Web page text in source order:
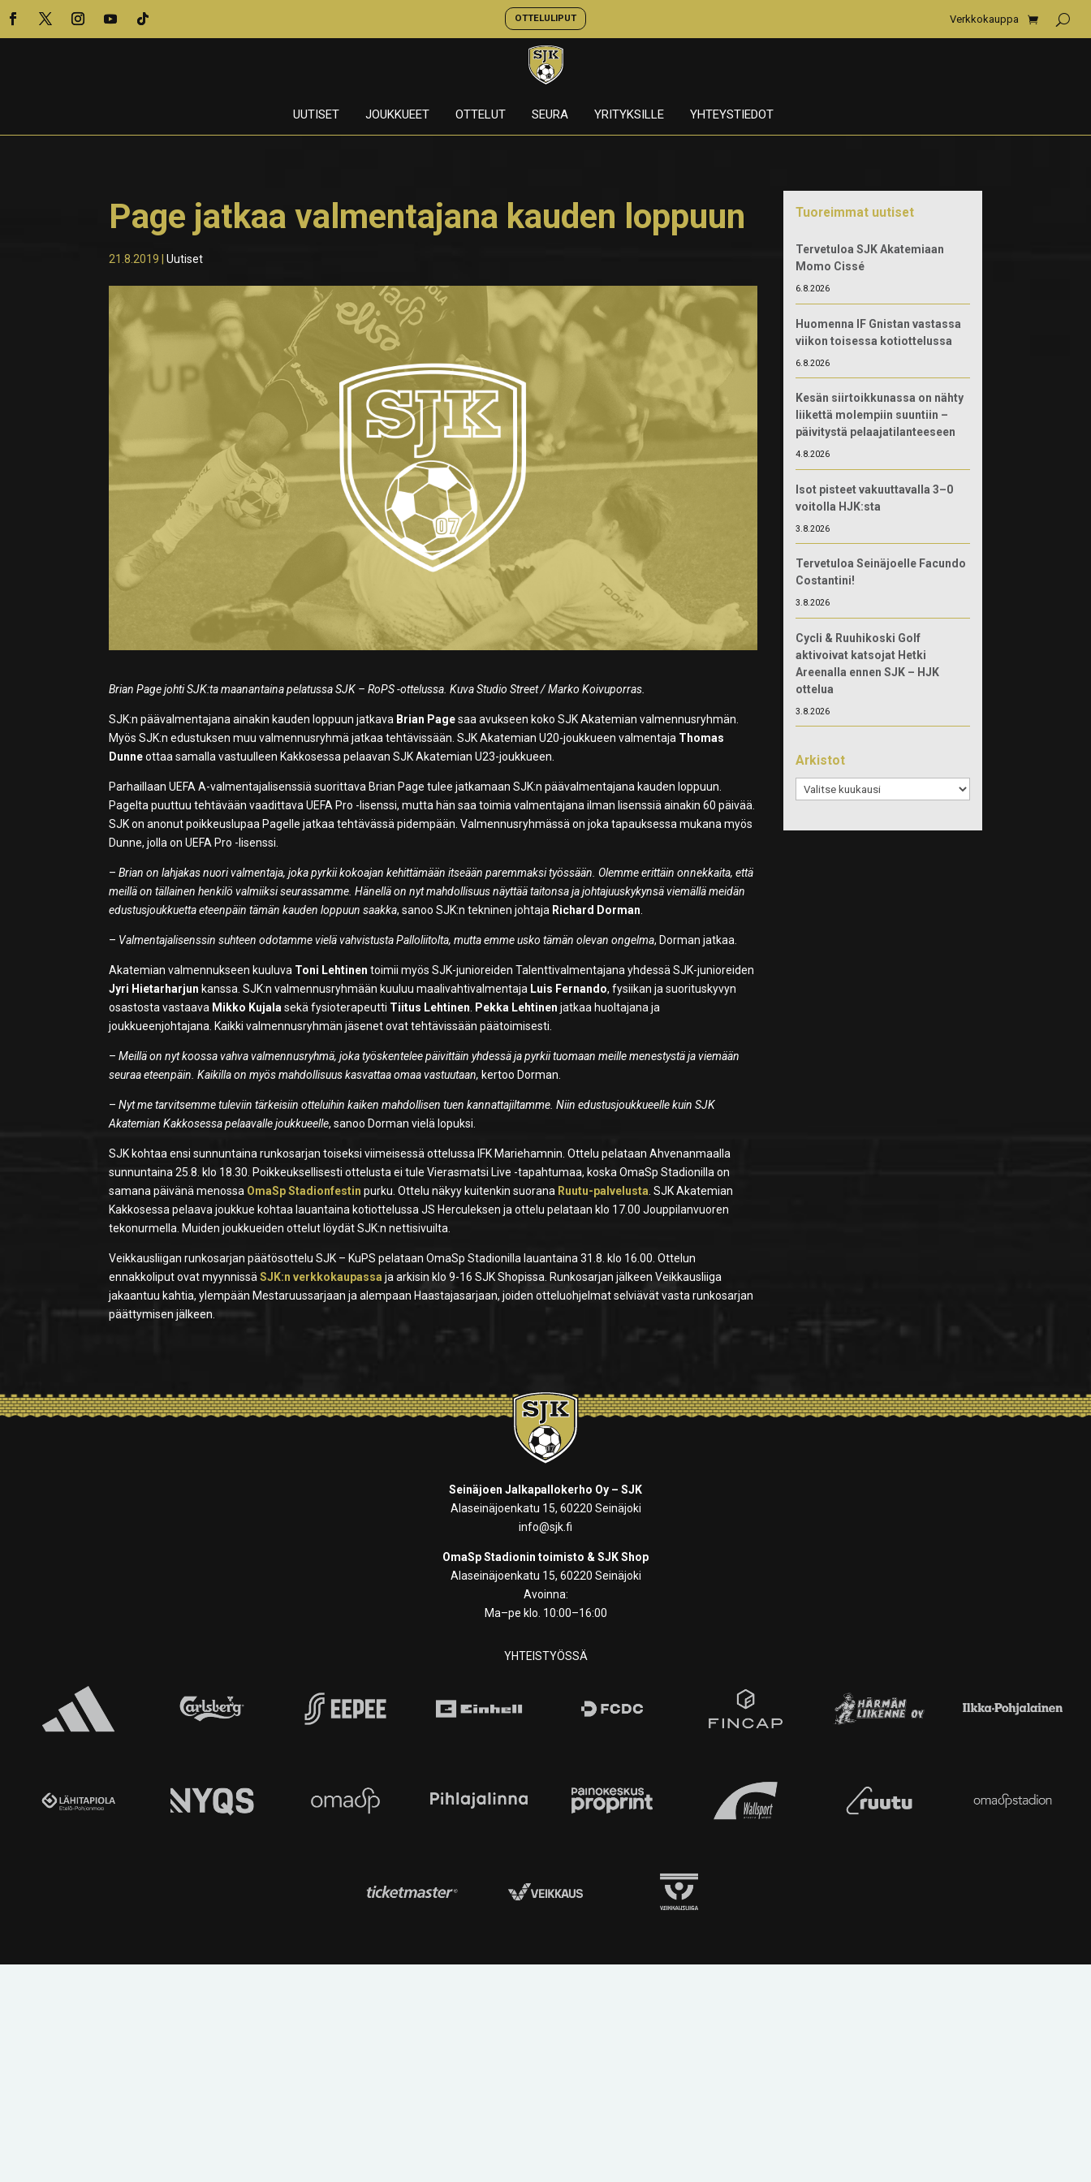
OTTELULIPUT Verkkokauppa
UUTISET JOUKKUEET OTTELUT SEURA YRITYKSILLE YHTEYSTIEDOT
Page jatkaa valmentajana kauden loppuun
21.8.2019 |Uutiset
Brian Page johti SJK:ta maanantaina pelatussa SJK – RoPS -ottelussa. Kuva Studio Street / Marko Koivuporras.
SJK:n päävalmentajana ainakin kauden loppuun jatkava Brian Pagesaa avukseen koko SJK Akatemian valmennusryhmän.
Myös SJK:n edustuksen muu valmennusryhmä jatkaa tehtävissään. SJK Akatemian U20-joukkueen valmentaja Thomas
Dunneottaa samalla vastuulleen Kakkosessa pelaavan SJK Akatemian U23-joukkueen.
Parhaillaan UEFA A-valmentajalisenssiä suorittava Brian Page tulee jatkamaan SJK:n päävalmentajana kauden loppuun.
Pagelta puuttuu tehtävään vaadittava UEFA Pro -lisenssi, mutta hän saa toimia valmentajana ilman lisenssiä ainakin 60 päivää.
SJK on anonut poikkeuslupaa Pagelle jatkaa tehtävässä pidempään. Valmennusryhmässä on joka tapauksessa mukana myös
Dunne, jolla on UEFA Pro -lisenssi.
–Brian on lahjakas nuori valmentaja, joka pyrkii kokoajan kehittämään itseään paremmaksi työssään. Olemme erittäin onnekkaita, että
meillä on tällainen henkilö valmiiksi seurassamme. Hänellä on nyt mahdollisuus näyttää taitonsa ja johtajuuskykynsä viemällä meidän
edustusjoukkuetta eteenpäin tämän kauden loppuun saakka, sanoo SJK:n tekninen johtaja Richard Dorman.
– Valmentajalisenssin suhteen odotamme vielä vahvistusta Palloliitolta, mutta emme usko tämän olevan ongelma, Dorman jatkaa.
Akatemian valmennukseen kuuluva Toni Lehtinen toimii myös SJK-junioreiden Talenttivalmentajana yhdessä SJK-junioreiden
Jyri Hietarharjun kanssa. SJK:n valmennusryhmään kuuluu maalivahtivalmentaja Luis Fernando, fysiikan ja suorituskyvyn
osastosta vastaava Mikko Kujalasekä fysioterapeutti Tiitus Lehtinen. Pekka Lehtinen jatkaa huoltajana ja
joukkueenjohtajana. Kaikki valmennusryhmän jäsenet ovat tehtävissään päätoimisesti.
–Meillä on nyt koossa vahva valmennusryhmä, joka työskentelee päivittäin yhdessä ja pyrkii tuomaan meille menestystä ja viemään
seuraa eteenpäin. Kaikilla on myös mahdollisuus kasvattaa omaa vastuutaan, kertoo Dorman.
–Nyt me tarvitsemme tuleviin tärkeisiin otteluihin kaiken mahdollisen tuen kannattajiltamme. Niin edustusjoukkueelle kuin SJK
Akatemian Kakkosessa pelaavalle joukkueelle, sanoo Dorman vielä lopuksi.
SJK kohtaa ensi sunnuntaina runkosarjan toiseksi viimeisessä ottelussa IFK Mariehamnin. Ottelu pelataan Ahvenanmaalla
sunnuntaina 25.8. klo 18.30. Poikkeuksellisesti ottelusta ei tule Vierasmatsi Live -tapahtumaa, koska OmaSp Stadionilla on
samana päivänä menossa OmaSp Stadionfestin purku. Ottelu näkyy kuitenkin suorana Ruutu-palvelusta. SJK Akatemian
Kakkosessa pelaava joukkue kohtaa lauantaina kotiottelussa JS Herculeksen ja ottelu pelataan klo 17.00 Jouppilanvuoren
tekonurmella. Muiden joukkueiden ottelut löydät SJK:n nettisivuilta.
Veikkausliigan runkosarjan päätösottelu SJK – KuPS pelataan OmaSp Stadionilla lauantaina 31.8. klo 16.00. Ottelun
ennakkoliput ovat myynnissäSJK:n verkkokaupassa ja arkisin klo 9-16 SJK Shopissa. Runkosarjan jälkeen Veikkausliiga
jakaantuu kahtia, ylempään Mestaruussarjaan ja alempaan Haastajasarjaan, joiden otteluohjelmat selviävät vasta runkosarjan
päättymisen jälkeen.
Tuoreimmat uutiset
Tervetuloa SJK Akatemiaan
Momo Cissé
6.8.2026
Huomenna IF Gnistan vastassa
viikon toisessa kotiottelussa
6.8.2026
Kesän siirtoikkunassa on nähty
liikettä molempiin suuntiin –
päivitystä pelaajatilanteeseen
4.8.2026
Isot pisteet vakuuttavalla 3–0
voitolla HJK:sta
3.8.2026
Tervetuloa Seinäjoelle Facundo
Costantini!
3.8.2026
Cycli & Ruuhikoski Golf
aktivoivat katsojat Hetki
Areenalla ennen SJK – HJK
ottelua
3.8.2026
Arkistot
Arkistot
Seinäjoen Jalkapallokerho Oy – SJK
Alaseinäjoenkatu 15, 60220 Seinäjoki
info@sjk.fi
OmaSp Stadionin toimisto & SJK Shop
Alaseinäjoenkatu 15, 60220 Seinäjoki
Avoinna:
Ma–pe klo. 10:00–16:00
YHTEISTYÖSSÄ